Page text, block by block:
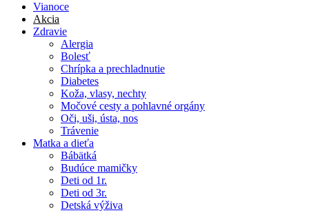
Vianoce
Akcia
Zdravie
Alergia
Bolesť
Chrípka a prechladnutie
Diabetes
Koža, vlasy, nechty
Močové cesty a pohlavné orgány
Oči, uši, ústa, nos
Trávenie
Matka a dieťa
Bábätká
Budúce mamičky
Deti od 1r.
Deti od 3r.
Detská výživa